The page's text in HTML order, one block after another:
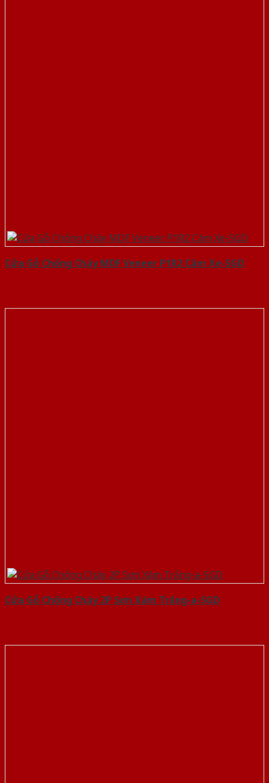
Cửa Gỗ Chống Cháy MDF Veneer P1R2 Căm Xe-SGD
Cửa Gỗ Chống Cháy 2P Sơn Xám Trắng-a-SGD